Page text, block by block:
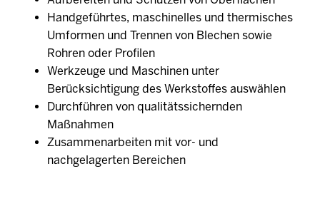
Handgeführtes, maschinelles und thermisches
Umformen und Trennen von Blechen sowie
Rohren oder Profilen
Werkzeuge und Maschinen unter
Berücksichtigung des Werkstoffes auswählen
Durchführen von qualitätssichernden
Maßnahmen
Zusammenarbeiten mit vor- und
nachgelagerten Bereichen